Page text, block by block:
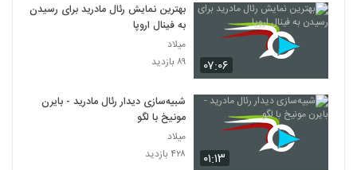
۰۷:۰۶
بهترین نمایش رئال مادرید برای رسیدن
به فینال اروپا
میلاد
۸۹ بازدید
۰۱:۱۳
شبیه‌سازی دیدار رئال مادرید - بایرن
مونیخ با لگو
میلاد
۴۲۸ بازدید